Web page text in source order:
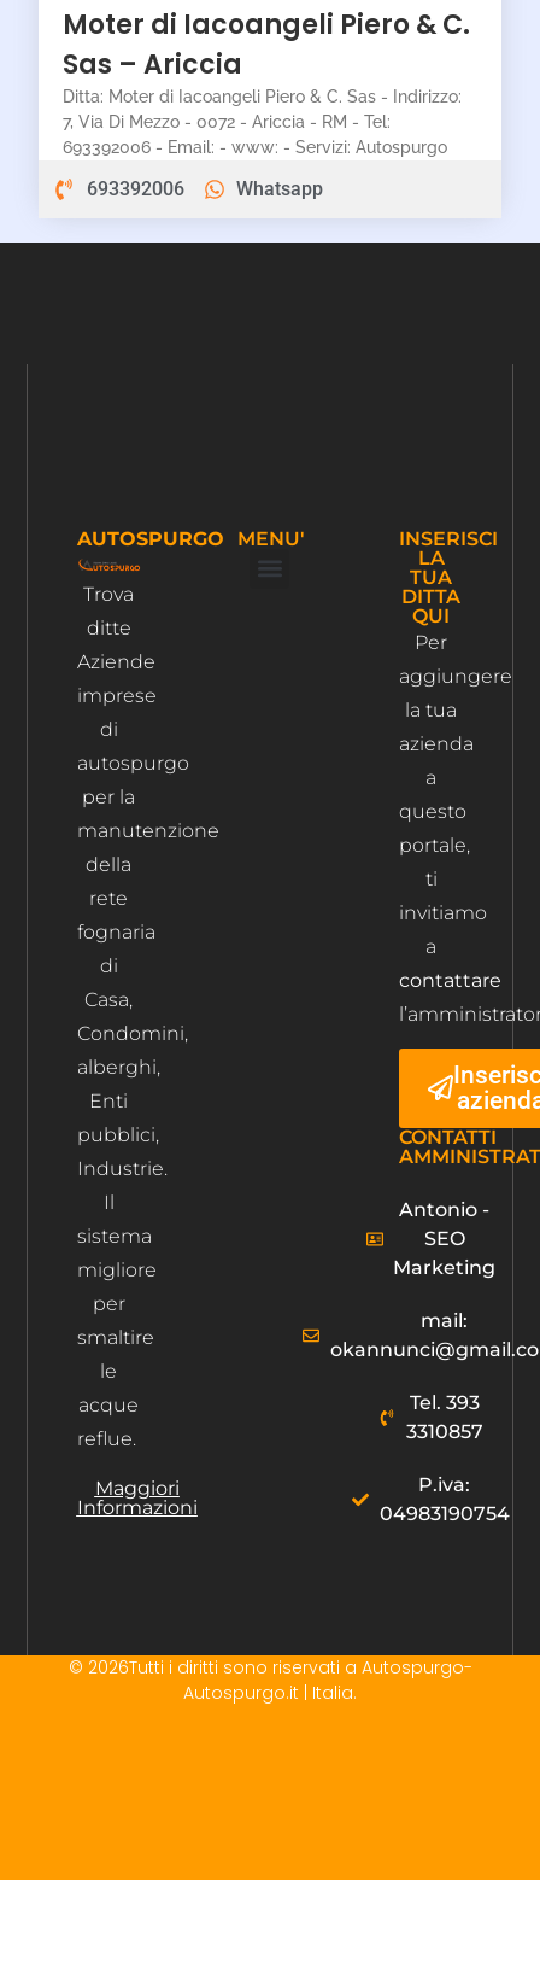
Moter di Iacoangeli Piero & C.
Sas – Ariccia
Ditta: Moter di Iacoangeli Piero & C. Sas - Indirizzo:
7, Via Di Mezzo - 0072 - Ariccia - RM - Tel:
693392006 - Email: - www: - Servizi: Autospurgo
693392006 Whatsapp
AUTOSPURGO
Trova
ditte
Aziende
imprese
di
autospurgo
per la
manutenzione
della
rete
fognaria
di
Casa,
Condomini,
alberghi,
Enti
pubblici,
Industrie.
Il
sistema
migliore
per
smaltire
le
acque
reflue.
Maggiori
Informazioni
MENU'
INSERISCI
LA
TUA
DITTA
QUI
Per
aggiungere
la tua
azienda
a
questo
portale,
ti
invitiamo
a
contattare
CONTATTI
Antonio -
SEO
Marketing
mail:
Tel. 393
3310857
P.iva:
04983190754
© 2026Tutti i diritti sono riservati a Autospurgo-
Autospurgo.it | Italia.